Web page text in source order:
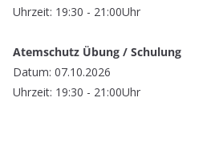
Uhrzeit: 19:30 - 21:00Uhr
Atemschutz Übung / Schulung
Datum: 07.10.2026
Uhrzeit: 19:30 - 21:00Uhr